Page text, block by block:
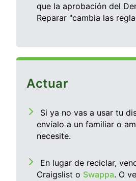
que la aprobación del
Reparar "cambia las
Actuar
Si ya no vas a usar tu
envíalo a un familiar o
necesite.
En lugar de reciclar,
Craigslist o Swappa. O